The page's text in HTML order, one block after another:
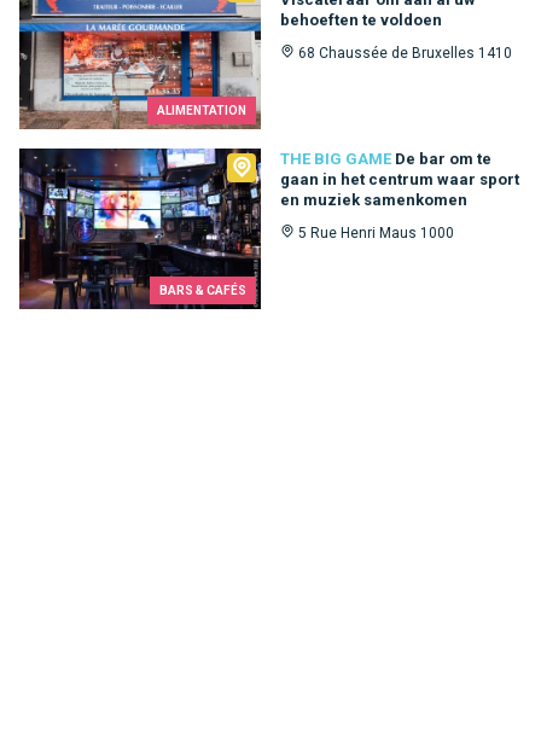
ALIMENTATION
behoeften te voldoen
68 Chaussée de Bruxelles 1410
BARS & CAFÉS
THE BIG GAME De bar om te
gaan in het centrum waar sport
en muziek samenkomen
5 Rue Henri Maus 1000
The Big Game